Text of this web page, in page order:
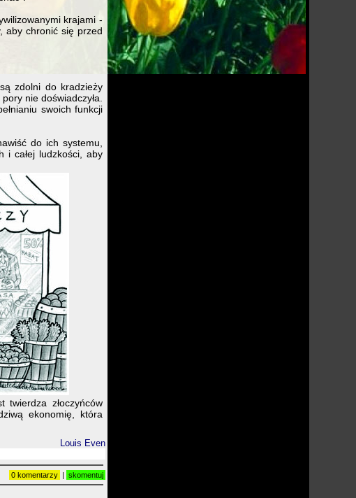
krajami -
aby chronić się przed
zdolni do kradzieży
nie doświadczyła.
swoich funkcji
do ich systemu,
i całej ludzkości, aby
twierdza złoczyńców
ekonomię, która
Louis Even
0 komentarzy | skomentuj